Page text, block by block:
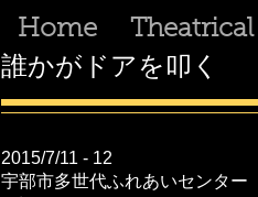
Home Theatrical
誰かがドアを叩く
2015/7/11 - 12
宇部市多世代ふれあいセンター